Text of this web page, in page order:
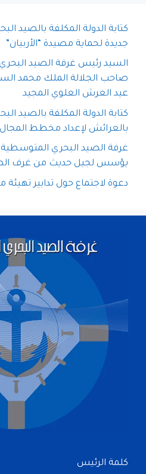
كتابة الدولة المكلفة بالصيد
جديدة لحماية مصيدة “الأربيان”
السيد رئيس غرفة الصيد
صاحب الجلالة الملك محمد
عيد العرش العلوي المجيد
كتابة الدولة المكلفة بالصيد
بالعرائش لإعداد مخطط
غرفة الصيد البحري المتوسطية
يؤسس لجيل حديث من غرف
دعوة لاجتماع حول تدابير تهيئة
كلمة الرئيس